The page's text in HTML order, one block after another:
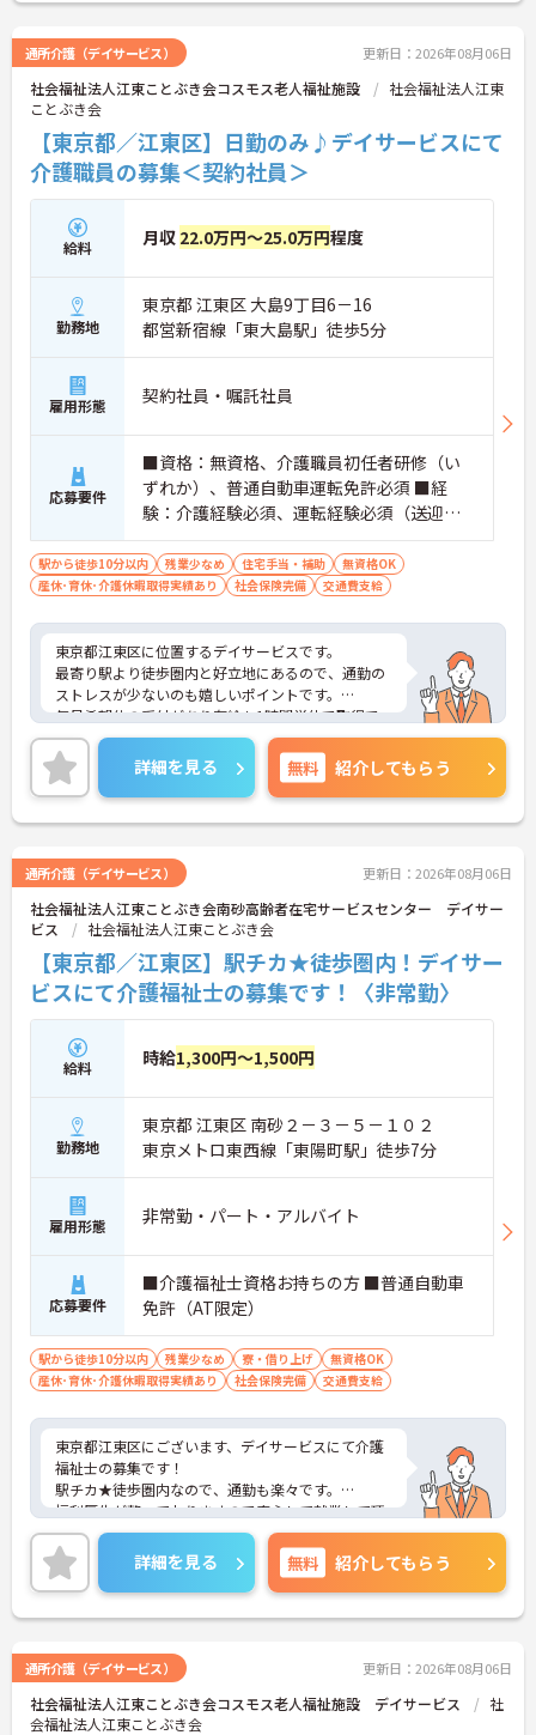
通所介護（デイサービス） 更新日：2026年08月06日
社会福祉法人江東ことぶき会コスモス老人福祉施設
社会福祉法人江東
ことぶき会
【東京都／江東区】日勤のみ♪デイサービスにて
介護職員の募集＜契約社員＞
給料 月収 22.0万円～25.0万円程度
勤務地
東京都 江東区 大島9丁目6－16
都営新宿線「東大島駅」徒歩5分
雇用形態 契約社員・嘱託社員
応募要件
■資格：無資格、介護職員初任者研修（い
ずれか）、普通自動車運転免許必須 ■経
験：介護経験必須、運転経験必須（送迎あ
り ワゴン車・ワンボックス等）
駅から徒歩10分以内 残業少なめ 住宅手当・補助
無資格OK
産休･育休･介護休暇取得実績あり
社会保険完備 交通費支給
東京都江東区に位置するデイサービスです。
最寄り駅より徒歩圏内と好立地にあるので、通勤の
ストレスが少ないのも嬉しいポイントです。
毎月希望休の受付があり有給も1時間単位で取得で
きるので、プライベートの予定も立てやすい環境で
す。
ご興味をお持ちの方はお気軽にお問い合わせくださ
い。
詳細を見る 無料 紹介してもらう
通所介護（デイサービス） 更新日：2026年08月06日
社会福祉法人江東ことぶき会南砂高齢者在宅サービスセンター デイサー
ビス
社会福祉法人江東ことぶき会
【東京都／江東区】駅チカ★徒歩圏内！デイサー
ビスにて介護福祉士の募集です！〈非常勤〉
給料 時給1,300円～1,500円
勤務地
東京都 江東区 南砂２－３－５－１０２
東京メトロ東西線「東陽町駅」徒歩7分
雇用形態 非常勤・パート・アルバイト
応募要件
■介護福祉士資格お持ちの方 ■普通自動車
免許（AT限定）
駅から徒歩10分以内 残業少なめ 寮・借り上げ
無資格OK
産休･育休･介護休暇取得実績あり
社会保険完備 交通費支給
東京都江東区にございます、デイサービスにて介護
福祉士の募集です！
駅チカ★徒歩圏内なので、通勤も楽々です。
福利厚生が整っておりますので安心して就業して頂
けます。
ご興味のある方はお気軽にお問い合わせ下さい。
詳細を見る 無料 紹介してもらう
通所介護（デイサービス） 更新日：2026年08月06日
社会福祉法人江東ことぶき会コスモス老人福祉施設 デイサービス
社
会福祉法人江東ことぶき会